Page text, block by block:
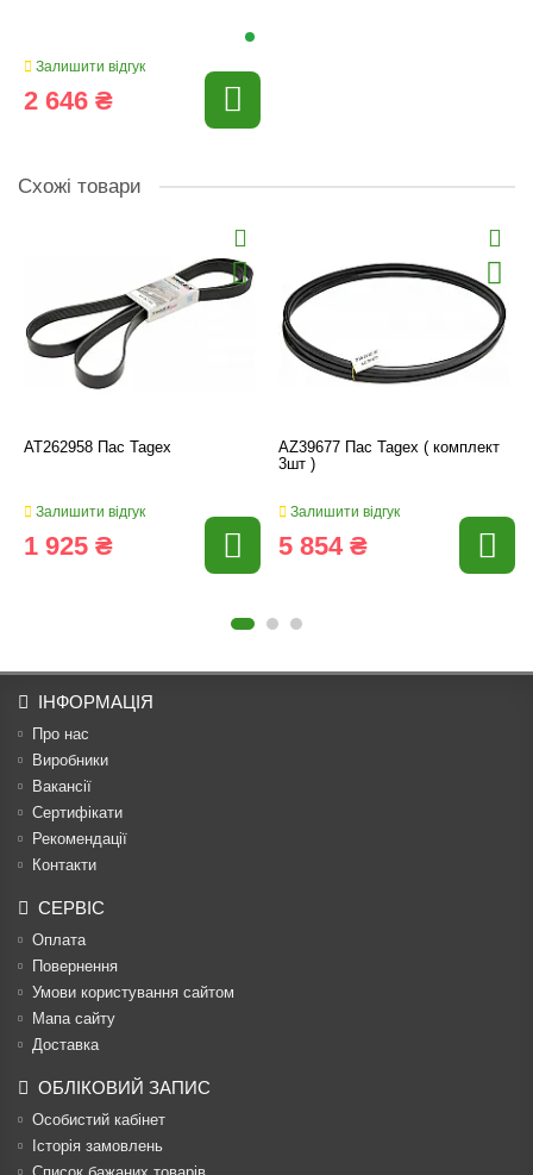
Залишити відгук
2 646 ₴
Схожі товари
AT262958 Пас Tagex
Залишити відгук
1 925 ₴
AZ39677 Пас Tagex ( комплект
3шт )
Залишити відгук
5 854 ₴
ІНФОРМАЦІЯ
Про нас
Виробники
Вакансії
Сертифікати
Рекомендації
Контакти
СЕРВІС
Оплата
Повернення
Умови користування сайтом
Мапа сайту
Доставка
ОБЛІКОВИЙ ЗАПИС
Особистий кабінет
Історія замовлень